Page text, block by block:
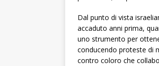
Dal punto di vista
accaduto anni prima,
uno strumento per
conducendo proteste di
contro coloro che